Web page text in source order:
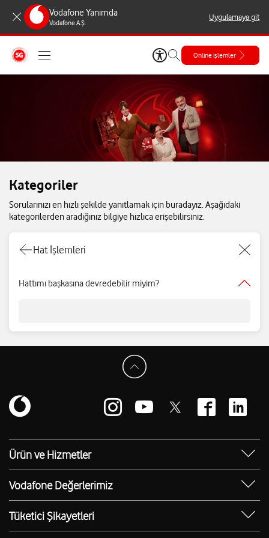
Vodafone Yanımda
Vodafone A.Ş.
Uygulamaya git
Online işlemler
Kategoriler
Sorularınızı en hızlı şekilde yanıtlamak için buradayız. Aşağıdaki
kategorilerden aradığınız bilgiye hızlıca erişebilirsiniz.
Hat İşlemleri
Hattımı başkasına devredebilir miyim?
Ürün ve Hizmetler
Yanımda Uygulaması
Vodafone 4.5G
Ürünler
Toptan
Vodafone Değerlerimiz
Sosyal Destek
Erişilebilir Mağazalar
Tüketici Şikayetleri
Şikayet Talebi Oluşturma/Takibi